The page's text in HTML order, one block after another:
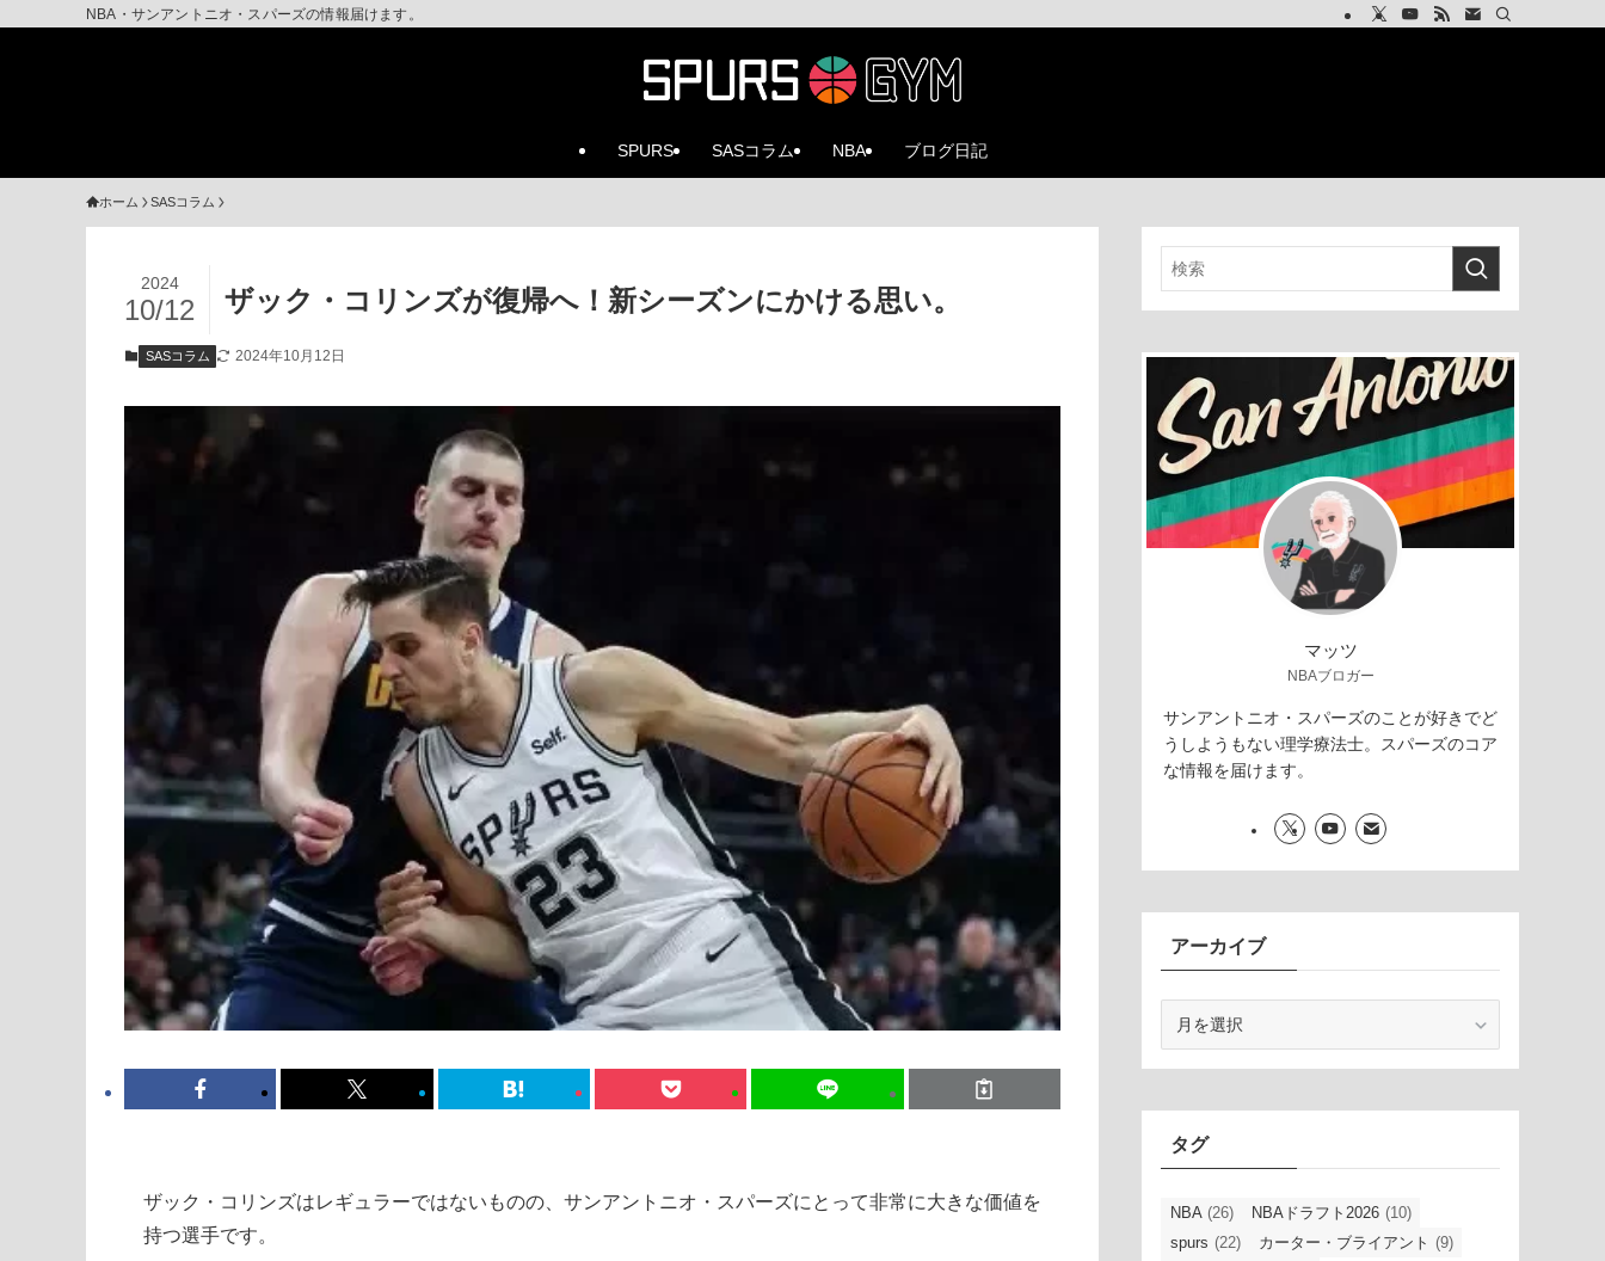
NBA・サンアントニオ・スパーズの情報届けます。
SPURS SASコラム NBA ブログ日記
ホーム SASコラム
ザック・コリンズが復帰へ！新シーズンにかける思い。
2024
10/12
SASコラム 2024年10月12日
ザック・コリンズはレギュラーではないものの、サンアントニオ・スパーズにとって非常に大きな価値を
持つ選手です。
マッツ
NBAブロガー
サンアントニオ・スパーズのことが好きでど
うしようもない理学療法士。スパーズのコア
な情報を届けます。
アーカイブ
ブ
タグ
NBA (26) NBAドラフト2026 (10)
spurs (22) カーター・ブライアント (9)